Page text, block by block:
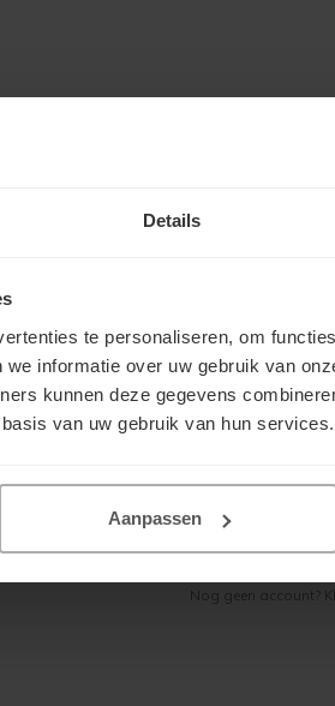
Details
te personaliseren, om
informatie over uw gebruik van
kunnen deze gegevens
van uw gebruik van hun services.
Aanpassen
Mijn account
Inloggen
Nog geen account?